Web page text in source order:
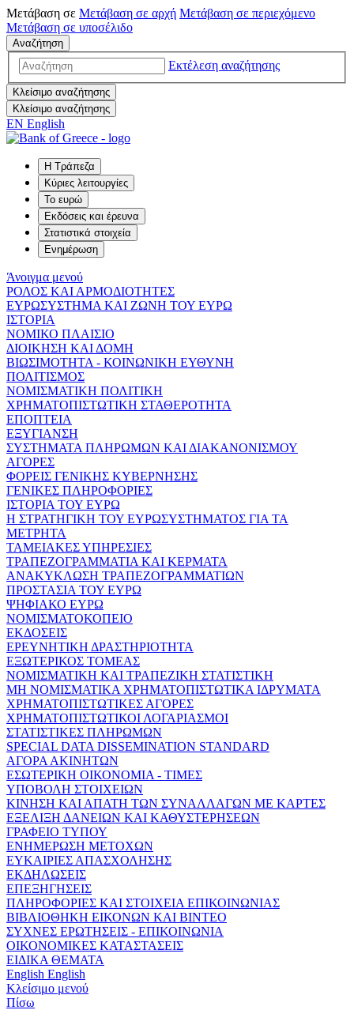
Μετάβαση σε Μετάβαση σε αρχή Μετάβαση σε περιεχόμενο
Μετάβαση σε υποσέλιδο
Αναζήτηση
Εκτέλεση αναζήτησης
Κλείσιμο αναζήτησης
Κλείσιμο αναζήτησης
EN English
Η Τράπεζα
Κύριες λειτουργίες
Το ευρώ
Εκδόσεις και έρευνα
Στατιστικά στοιχεία
Ενημέρωση
Άνοιγμα μενού
ΡΟΛΟΣ ΚΑΙ ΑΡΜΟΔΙΟΤΗΤΕΣ
ΕΥΡΩΣΥΣΤΗΜΑ ΚΑΙ ΖΩΝΗ ΤΟΥ ΕΥΡΩ
ΙΣΤΟΡΙΑ
ΝΟΜΙΚΟ ΠΛΑΙΣΙΟ
ΔΙΟΙΚΗΣΗ ΚΑΙ ΔΟΜΗ
ΒΙΩΣΙΜΟΤΗΤΑ - ΚΟΙΝΩΝΙΚΗ ΕΥΘΥΝΗ
ΠΟΛΙΤΙΣΜΟΣ
ΝΟΜΙΣΜΑΤΙΚΗ ΠΟΛΙΤΙΚΗ
ΧΡΗΜΑΤΟΠΙΣΤΩΤΙΚΗ ΣΤΑΘΕΡΟΤΗΤΑ
ΕΠΟΠΤΕΙΑ
ΕΞΥΓΙΑΝΣΗ
ΣΥΣΤΗΜΑΤΑ ΠΛΗΡΩΜΩΝ ΚΑΙ ΔΙΑΚΑΝΟΝΙΣΜΟΥ
ΑΓΟΡΕΣ
ΦΟΡΕΙΣ ΓΕΝΙΚΗΣ ΚΥΒΕΡΝΗΣΗΣ
ΓΕΝΙΚΕΣ ΠΛΗΡΟΦΟΡΙΕΣ
ΙΣΤΟΡΙΑ ΤΟΥ ΕΥΡΩ
Η ΣΤΡΑΤΗΓΙΚΗ ΤΟΥ ΕΥΡΩΣΥΣΤΗΜΑΤΟΣ ΓΙΑ ΤΑ
ΜΕΤΡΗΤΑ
ΤΑΜΕΙΑΚΕΣ ΥΠΗΡΕΣΙΕΣ
ΤΡΑΠΕΖΟΓΡΑΜΜΑΤΙΑ ΚΑΙ ΚΕΡΜΑΤΑ
ΑΝΑΚΥΚΛΩΣΗ ΤΡΑΠΕΖΟΓΡΑΜΜΑΤΙΩΝ
ΠΡΟΣΤΑΣΙΑ ΤΟΥ ΕΥΡΩ
ΨΗΦΙΑΚΟ ΕΥΡΩ
ΝΟΜΙΣΜΑΤΟΚΟΠΕΙΟ
ΕΚΔΟΣΕΙΣ
ΕΡΕΥΝΗΤΙΚΗ ΔΡΑΣΤΗΡΙΟΤΗΤΑ
ΕΞΩΤΕΡΙΚΟΣ ΤΟΜΕΑΣ
ΝΟΜΙΣΜΑΤΙΚΗ ΚΑΙ ΤΡΑΠΕΖΙΚΗ ΣΤΑΤΙΣΤΙΚΗ
ΜΗ ΝΟΜΙΣΜΑΤΙΚΑ ΧΡΗΜΑΤΟΠΙΣΤΩΤΙΚΑ ΙΔΡΥΜΑΤΑ
ΧΡΗΜΑΤΟΠΙΣΤΩΤΙΚΕΣ ΑΓΟΡΕΣ
ΧΡΗΜΑΤΟΠΙΣΤΩΤΙΚΟΙ ΛΟΓΑΡΙΑΣΜΟΙ
ΣΤΑΤΙΣΤΙΚΕΣ ΠΛΗΡΩΜΩΝ
SPECIAL DATA DISSEMINATION STANDARD
ΑΓΟΡΑ ΑΚΙΝΗΤΩΝ
ΕΣΩΤΕΡΙΚΗ ΟΙΚΟΝΟΜΙΑ - ΤΙΜΕΣ
ΥΠΟΒΟΛΗ ΣΤΟΙΧΕΙΩΝ
ΚΙΝΗΣΗ ΚΑΙ ΑΠΑΤΗ ΤΩΝ ΣΥΝΑΛΛΑΓΩΝ ΜΕ ΚΑΡΤΕΣ
ΕΞΕΛΙΞΗ ΔΑΝΕΙΩΝ ΚΑΙ ΚΑΘΥΣΤΕΡΗΣΕΩΝ
ΓΡΑΦΕΙΟ ΤΥΠΟΥ
ΕΝΗΜΕΡΩΣΗ ΜΕΤΟΧΩΝ
ΕΥΚΑΙΡΙΕΣ ΑΠΑΣΧΟΛΗΣΗΣ
ΕΚΔΗΛΩΣΕΙΣ
ΕΠΕΞΗΓΗΣΕΙΣ
ΠΛΗΡΟΦΟΡΙΕΣ ΚΑΙ ΣΤΟΙΧΕΙΑ ΕΠΙΚΟΙΝΩΝΙΑΣ
ΒΙΒΛΙΟΘΗΚΗ ΕΙΚΟΝΩΝ ΚΑΙ ΒΙΝΤΕΟ
ΣΥΧΝΕΣ ΕΡΩΤΗΣΕΙΣ - ΕΠΙΚΟΙΝΩΝΙΑ
ΟΙΚΟΝΟΜΙΚΕΣ ΚΑΤΑΣΤΑΣΕΙΣ
ΕΙΔΙΚΑ ΘΕΜΑΤΑ
English English
Κλείσιμο μενού
Πίσω